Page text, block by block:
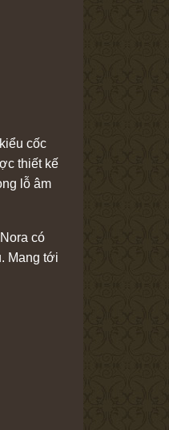
cốc
thiết kế
lỗ âm
có
Mang tới